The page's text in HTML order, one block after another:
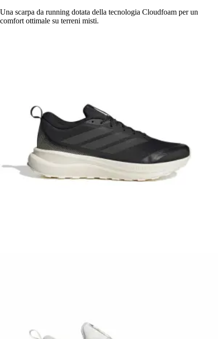
Una scarpa da running dotata della tecnologia Cloudfoam per un
comfort ottimale su terreni misti.